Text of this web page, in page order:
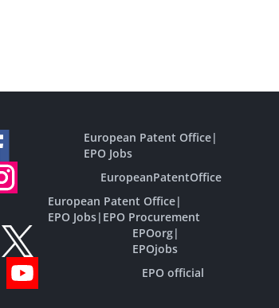
European Patent Office|
EPO Jobs
EuropeanPatentOffice
European Patent Office|
EPO Jobs| EPO Procurement
EPOorg|
EPOjobs
EPO official